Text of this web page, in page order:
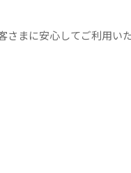
まに安心してご利用い